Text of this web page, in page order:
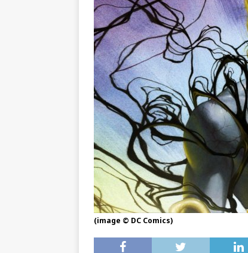
(image © DC Comics)